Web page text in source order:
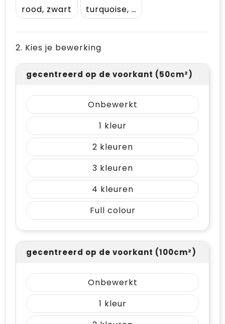
rood, zwart turquoise, zwart
2. Kies je bewerking
gecentreerd op de voorkant (50cm²)
Onbewerkt
1
2
3
4
Full colour
gecentreerd op de voorkant (100cm²)
Onbewerkt
1